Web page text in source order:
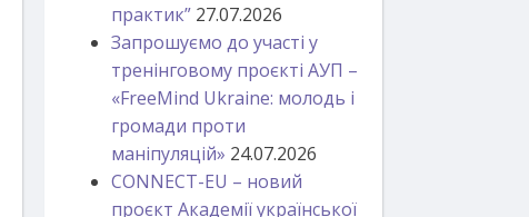
практик” 27.07.2026
Запрошуємо до участі у
тренінговому проєкті АУП –
«FreeMind Ukraine: молодь і
громади проти
маніпуляцій» 24.07.2026
CONNECT-EU – новий
проєкт Академії української